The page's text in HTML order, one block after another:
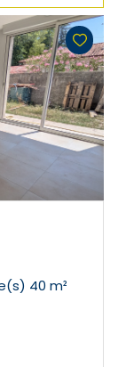
Appartement 2 pièce(s) 1 chambre(s) 40 m²